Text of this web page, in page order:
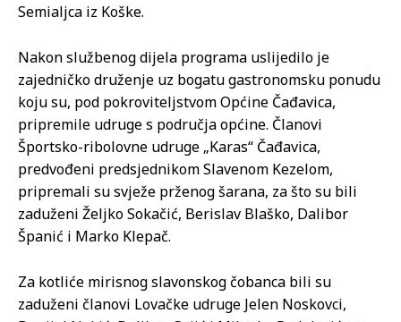
Semialjca iz Koške.
Nakon službenog dijela programa uslijedilo je
zajedničko druženje uz bogatu gastronomsku ponudu
koju su, pod pokroviteljstvom Općine Čađavica,
pripremile udruge s područja općine. Članovi
Športsko-ribolovne udruge „Karas“ Čađavica,
predvođeni predsjednikom Slavenom Kezelom,
pripremali su svježe prženog šarana, za što su bili
zaduženi Željko Sokačić, Berislav Blaško, Dalibor
Španić i Marko Klepač.
Za kotliće mirisnog slavonskog čobanca bili su
zaduženi članovi Lovačke udruge Jelen Noskovci,